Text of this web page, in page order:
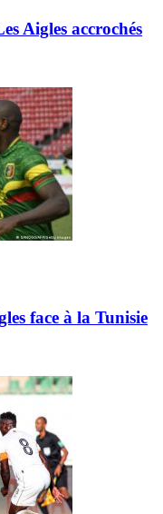
Aigles accrochés
face à la Tunisie